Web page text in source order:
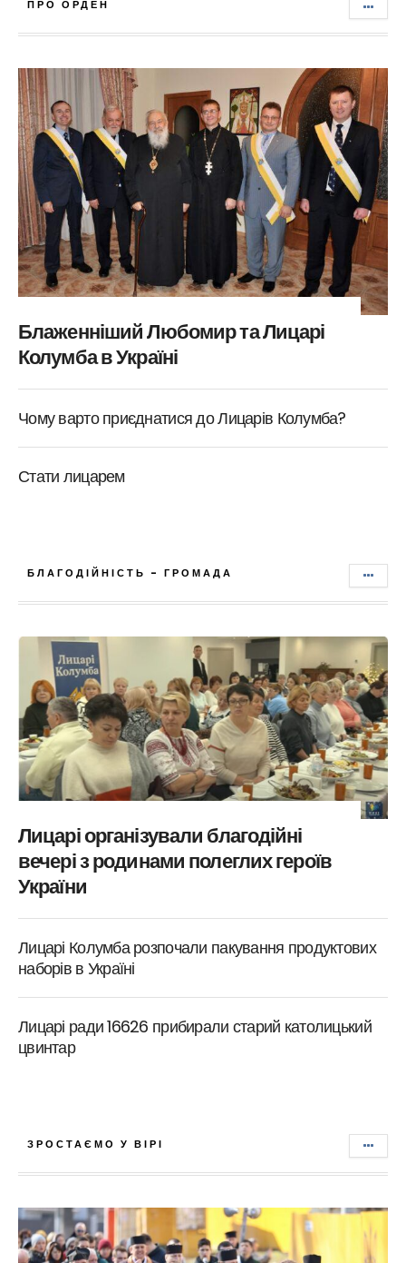
ПРО ОРДЕН
Блаженніший Любомир та Лицарі
Колумба в Україні
Чому варто приєднатися до Лицарів Колумба?
Стати лицарем
БЛАГОДІЙНІСТЬ - ГРОМАДА
Лицарі організували благодійні
вечері з родинами полеглих героїв
України
Лицарі Колумба розпочали пакування продуктових
наборів в Україні
Лицарі ради 16626 прибирали старий католицький
цвинтар
ЗРОСТАЄМО У ВІРІ